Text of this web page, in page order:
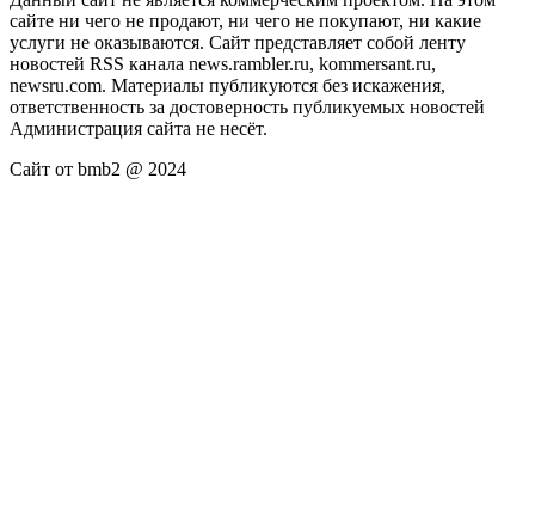
сайте ни чего не продают, ни чего не покупают, ни какие
услуги не оказываются. Сайт представляет собой ленту
новостей RSS канала news.rambler.ru, kommersant.ru,
newsru.com. Материалы публикуются без искажения,
ответственность за достоверность публикуемых новостей
Администрация сайта не несёт.
Сайт от bmb2 @ 2024